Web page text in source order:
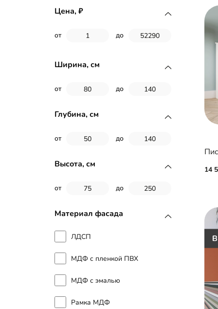
Цена,
от до
Ширина, см
от до
Глубина, см
от до
Высота, см
от до
Материал фасада
ЛДСП
МДФ с пленкой ПВХ
МДФ с эмалью
Рамка МДФ
14